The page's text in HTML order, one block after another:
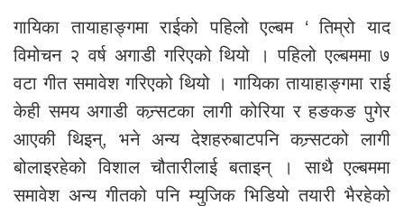
गायिका तायाहाङ्गमा राईको पहिलो एल्बम ‘ तिम्रो याद
विमोचन २ वर्ष अगाडी गरिएको थियो । पहिलो एल्बममा ७
वटा गीत समावेश गरिएको थियो । गायिका तायाहाङ्गमा राई
केही समय अगाडी कन्र्सटका लागी कोरिया र हङकङ पुगेर
आएकी थिइन्, भने अन्य देशहरुबाटपनि कन्र्सटको लागी
बोलाइरहेको विशाल चौतारीलाई बताइन् । साथै एल्बममा
समावेश अन्य गीतको पनि म्युजिक भिडियो तयारी भैरहेको